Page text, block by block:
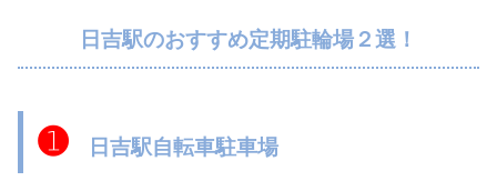
日吉駅のおすすめ定期駐輪場２選！
➊日吉駅自転車駐車場